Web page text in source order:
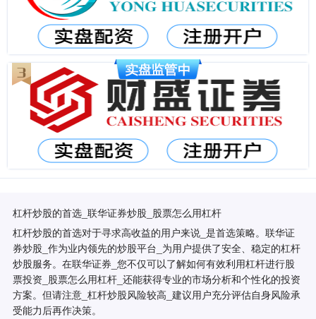
杠杆炒股的首选_联华证券炒股_股票怎么用杠杆
杠杆炒股的首选对于寻求高收益的用户来说_是首选策略。联华证
券炒股_作为业内领先的炒股平台_为用户提供了安全、稳定的杠杆
炒股服务。在联华证券_您不仅可以了解如何有效利用杠杆进行股
票投资_股票怎么用杠杆_还能获得专业的市场分析和个性化的投资
方案。但请注意_杠杆炒股风险较高_建议用户充分评估自身风险承
受能力后再作决策。